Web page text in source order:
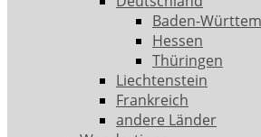
Baden-
Hessen
Thüringen
Liechtenstein
Frankreich
andere Länder